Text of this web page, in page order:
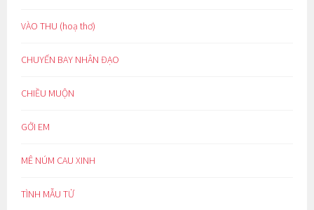
VÀO THU (hoạ thơ)
CHUYẾN BAY NHÂN ĐẠO
CHIỀU MUỘN
GỞI EM
MÊ NÚM CAU XINH
TÌNH MẪU TỬ